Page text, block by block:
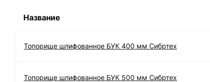
Название
Топорище шлифованное БУК 400 мм Сибртех
Топорище шлифованное БУК 500 мм Сибртех